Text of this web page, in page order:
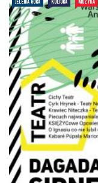
JELENIA GÓRA KULTURA MUZYKA